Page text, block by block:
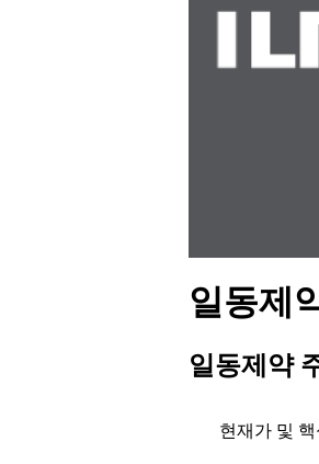
일동제
일동제약
현재가 및